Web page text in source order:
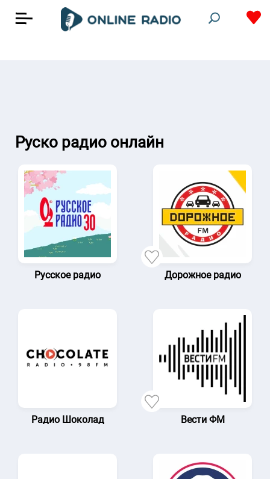
Руско радио онлайн
Русское радио Дорожное радио
Радио Шоколад Вести ФМ